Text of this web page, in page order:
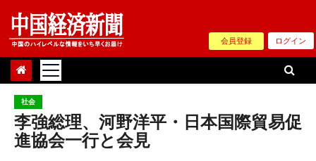
Skip
content
会員登録 ログイン
社会
李強総理、河野洋平・日本国際貿易促
進協会一行と会見